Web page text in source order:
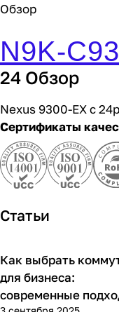
Обзор
N9K-
24 Обзор
Nexus 9300-EX с
Сертификаты
Статьи
Советы покупателям
Как выбрать
для бизнеса:
современные